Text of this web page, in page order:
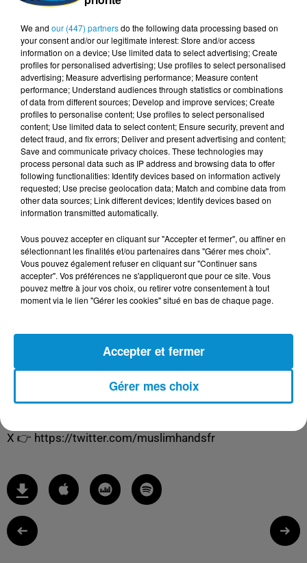
https://muslimhands.fr/faire-un-don/village-
modele/village-modele-jardin
Pour verser votre zakat el fitr 👉
https://muslimhands.fr/faire-un-don/ramadan/zakat-al-
fitr
Pour verser votre zakat el maal 👉
https://muslimhands.fr/zakat
Pour verser une kaffara 👉https://muslimhands.fr/faire-
un-don/ramadan/kaffara
Pour verser une fidya 👉https://muslimhands.fr/faire-
un-don/ramadan/fidya-1-jour
https://muslimhands.fr/faire-un-don/ramadan/cadeau-
de-l-aid
Faris Safar est assistant projets :
https://muslimhands.fr/- 01 49 48 05 05.
https://www.youtube.com/@MuslimHandsFR/
https://www.facebook.com/MuslimHandsFR
https://www.instagram.com/muslimhandsfr/
X 👉 https://twitter.com/muslimhandsfr
We and our (447) partnersdo the following data processing based on
your consent and/or our legitimate interest: Store and/or access
information on a device; Use limited data to select advertising; Create
profiles for personalised advertising; Use profiles to select personalised
advertising; Measure advertising performance; Measure content
performance; Understand audiences through statistics or combinations
of data from different sources; Develop and improve services; Create
profiles to personalise content; Use profiles to select personalised
content; Use limited data to select content; Ensure security, prevent and
detect fraud, and fix errors; Deliver and present advertising and content;
Save and communicate privacy choices. These technologies may
process personal data such as IP address and browsing data to offer
following functionalities: Identify devices based on information actively
requested; Use precise geolocation data; Match and combine data from
other data sources; Link different devices; Identify devices based on
information transmitted automatically.
Vous pouvez accepter en cliquant sur "Accepter et fermer", ou affiner en
sélectionnant les finalités et/ou partenaires dans "Gérer mes choix".
Vous pouvez également refuser en cliquant sur "Continuer sans
accepter". Vos préférences ne s'appliqueront que pour ce site. Vous
pouvez mettre à jour vos choix, ou retirer votre consentement à tout
moment via le lien "Gérer les cookies" situé en bas de chaque page.
Gérer mes choix
Accepter et fermer